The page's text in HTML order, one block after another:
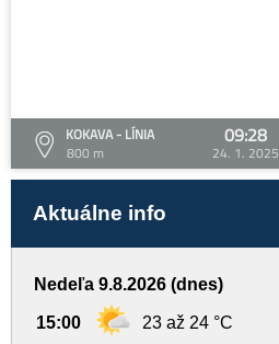
KOKAVA - LÍNIA
800 m
09:28
24. 1. 2025
Aktuálne info
Nedeľa 9.8.2026 (dnes)
15:00 23 až 24 °C